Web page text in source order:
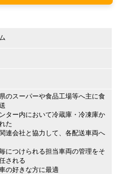
のスーパーや食品工場等へ主に食
ター内において冷蔵庫・冷凍庫か
た
連会社と協力して、各配送車両へ
につけられる担当車両の管理をそ
される
の好きな方に最適